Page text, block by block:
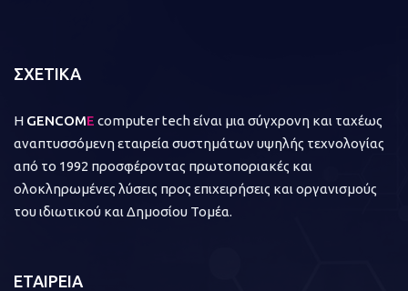
ΣΧΕΤΙΚΑ
Η GENCOME computer tech είναι μια σύγχρονη και ταχέως
αναπτυσσόμενη εταιρεία συστημάτων υψηλής τεχνολογίας
από το 1992 προσφέροντας πρωτοποριακές και
ολοκληρωμένες λύσεις προς επιχειρήσεις και οργανισμούς
του ιδιωτικού και Δημοσίου Τομέα.
ΕΤΑΙΡΕΙΑ